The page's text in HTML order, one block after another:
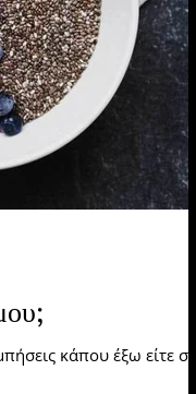
κάπου έξω είτε στα